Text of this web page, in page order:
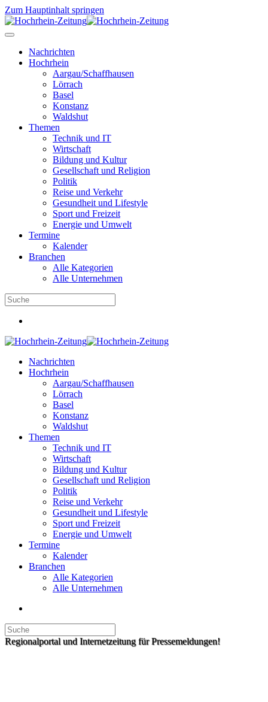
Zum Hauptinhalt springen
Nachrichten
Hochrhein
Aargau/Schaffhausen
Lörrach
Basel
Konstanz
Waldshut
Themen
Technik und IT
Wirtschaft
Bildung und Kultur
Gesellschaft und Religion
Politik
Reise und Verkehr
Gesundheit und Lifestyle
Sport und Freizeit
Energie und Umwelt
Termine
Kalender
Branchen
Alle Kategorien
Alle Unternehmen
Nachrichten
Hochrhein
Aargau/Schaffhausen
Lörrach
Basel
Konstanz
Waldshut
Themen
Technik und IT
Wirtschaft
Bildung und Kultur
Gesellschaft und Religion
Politik
Reise und Verkehr
Gesundheit und Lifestyle
Sport und Freizeit
Energie und Umwelt
Termine
Kalender
Branchen
Alle Kategorien
Alle Unternehmen
Regionalportal und Internetzeitung für Pressemeldungen!